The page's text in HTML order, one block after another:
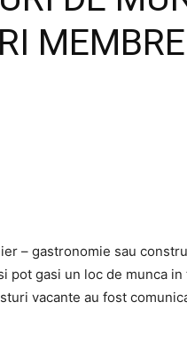
– gastronomie sau
gasi un loc de munca
vacante au fost